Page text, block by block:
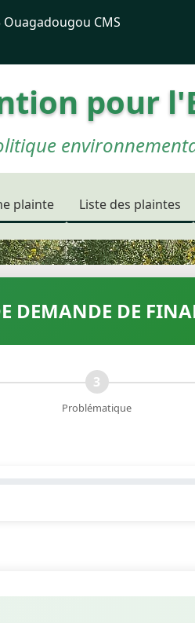
CMS
pour
plainte Liste des plaintes
DEMANDE DE
3
Problématique